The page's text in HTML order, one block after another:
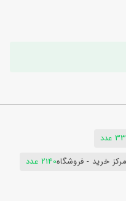
عدد
خرید - فروشگاه2140 عدد